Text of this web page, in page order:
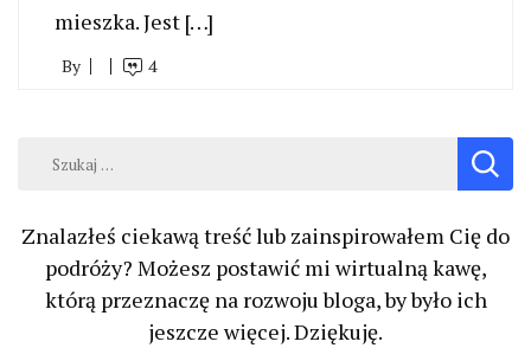
mieszka. Jest […]
By 4
Szukaj:
Znalazłeś ciekawą treść lub zainspirowałem Cię do
podróży? Możesz postawić mi wirtualną kawę,
którą przeznaczę na rozwoju bloga, by było ich
jeszcze więcej. Dziękuję.